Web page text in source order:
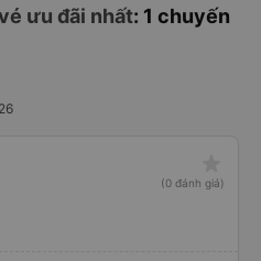
ưu đãi nhất: 1 chuyến
(0 đánh giá)